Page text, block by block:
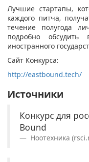
Лучшие стартапы,
каждого питча,
течение полугода
подробно
иностранного
Сайт Конкурса:
http://eastbound.tech/
Источники
Конкурс для
Bound
Ноотехника